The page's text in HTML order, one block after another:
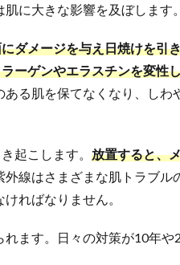
に大きな影響を及ぼします。
ダメージを与え日焼けを引
ーゲンやエラスチンを変性
ある肌を保てなくなり、しわ
起こします。 放置すると、
外線はさまざまな肌トラブル
ればなりません。
ます。日々の対策が10年や